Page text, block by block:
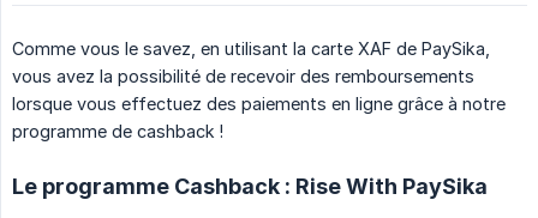
Comme vous le savez, en utilisant la carte XAF de PaySika,
vous avez la possibilité de recevoir des remboursements
lorsque vous effectuez des paiements en ligne grâce à notre
programme de cashback !
Le programme Cashback : Rise With PaySika